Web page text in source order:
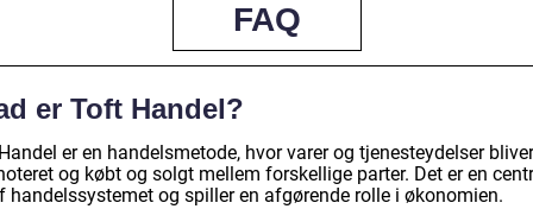
FAQ
er Toft Handel?
er en handelsmetode, hvor varer og tjenesteydelser bliver
og købt og solgt mellem forskellige parter. Det er en
handelssystemet og spiller en afgørende rolle i økonomien.